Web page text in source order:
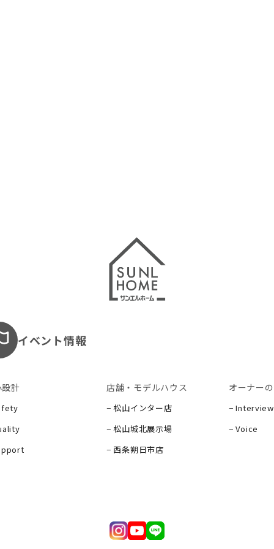
イベント情報
計 店舗・モデルハウス
− 松山インター店
− 松山城北展示場
− 西条朔日市店
オーナー
− Interview
− Voice